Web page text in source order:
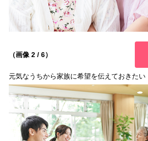
（画像 2 / 6）
元気なうちから家族に希望を伝えておきたい